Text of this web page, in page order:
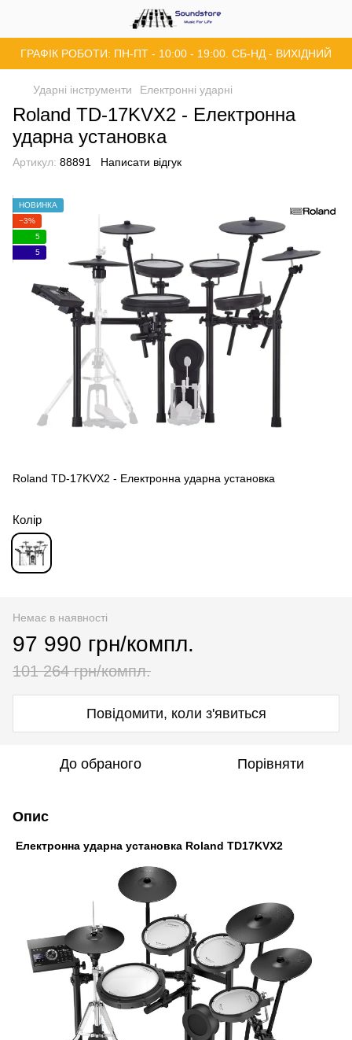
ГРАФІК РОБОТИ: ПН-ПТ - 10:00 - 19:00. СБ-НД - ВИХІДНИЙ
Ударні інструменти Електронні ударні
Roland TD-17KVX2 - Електронна
ударна установка
Артикул: 88891 Написати відгук
НОВИНКА
−3%
5
5
Roland TD-17KVX2 - Електронна ударна установка
Колір
Немає в наявності
97 990 грн/компл.
101 264 грн/компл.
Повідомити, коли з'явиться
До обраного Порівняти
Опис
Електронна ударна установка Roland TD17KVX2